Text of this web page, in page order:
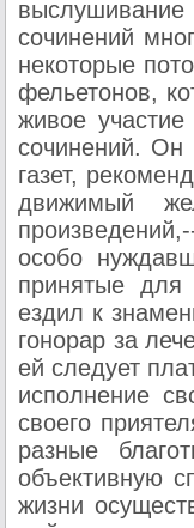
сочинений
некоторые
фельетонов,
живое
сочинений. Он
газет,
движимый
особо
принятые
ездил к
гонорар за
ей следует
исполнение
своего
разные
объективную
жизни